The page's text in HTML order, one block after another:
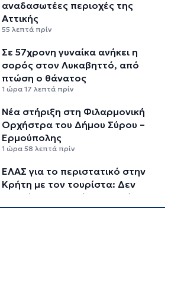
αναδασωτέες περιοχές της
Αττικής
55 λεπτά πρίν
Σε 57χρονη γυναίκα ανήκει η
σορός στον Λυκαβηττό, από
πτώση ο θάνατος
1 ώρα 17 λεπτά πρίν
Νέα στήριξη στη Φιλαρμονική
Ορχήστρα του Δήμου Σύρου –
Ερμούπολης
1 ώρα 58 λεπτά πρίν
ΕΛΑΣ για το περιστατικό στην
Κρήτη με τον τουρίστα: Δεν
προκύπτει προσέγγιση ανήλικης
έναντι αμοιβής